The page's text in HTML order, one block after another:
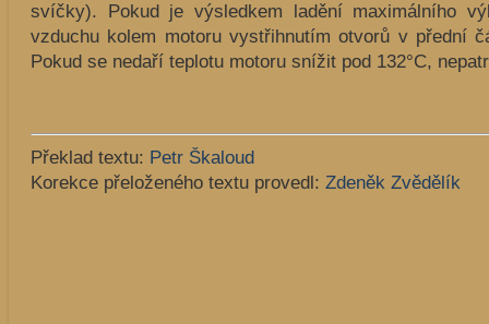
svíčky). Pokud je výsledkem ladění maximálního
vzduchu kolem motoru vystřihnutím otvorů v přední
Pokud se nedaří teplotu motoru snížit pod 132°C,
Překlad textu: Petr Škaloud
Korekce přeloženého textu provedl: Zdeněk Zvědělík